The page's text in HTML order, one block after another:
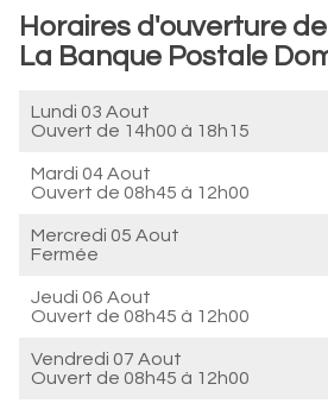
Horaires d'ouverture
La Banque Postale
Lundi 03 Aout
Ouvert de 14h00 à 18h15
Mardi 04 Aout
Ouvert de 08h45 à 12h00
Mercredi 05 Aout
Fermée
Jeudi 06 Aout
Ouvert de 08h45 à 12h00
Vendredi 07 Aout
Ouvert de 08h45 à 12h00